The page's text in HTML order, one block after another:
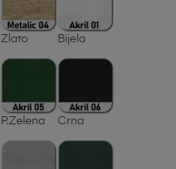
Zlato Bijela
P.Zelena Crna